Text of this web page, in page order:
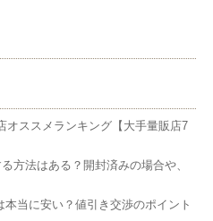
オススメランキング【大手量販店7
方法はある？開封済みの場合や、
当に安い？値引き交渉のポイント